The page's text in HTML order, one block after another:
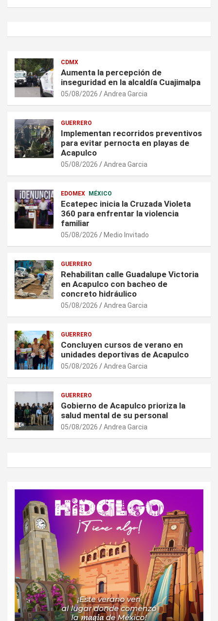
CDMX
Aumenta la percepción de
inseguridad en la alcaldía Cuajimalpa
05/08/2026 Andrea Garcia
GUERRERO
Implementan recorridos preventivos
para evitar pernocta en playas de
Acapulco
05/08/2026 Andrea Garcia
EDOMEX MÉXICO
Ecatepec inicia la Cruzada Violeta
360 para enfrentar la violencia
familiar
05/08/2026 Medio Invitado
GUERRERO
Rehabilitan calle Guadalupe Victoria
en Acapulco con bacheo de
concreto hidráulico
05/08/2026 Andrea Garcia
GUERRERO
Concluyen cursos de verano en
unidades deportivas de Acapulco
05/08/2026 Andrea Garcia
GUERRERO
Gobierno de Acapulco prioriza la
salud mental de su personal
05/08/2026 Andrea Garcia